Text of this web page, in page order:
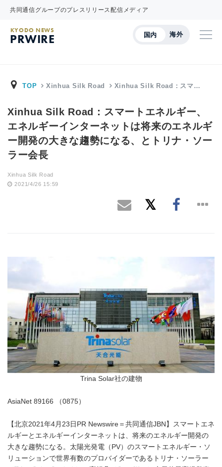
共同通信グループのプレスリリース配信メディア
国内 海外
KYODO NEWS
PRWIRE
TOP Xinhua Silk Road Xinhua Silk Road：スマ…
Xinhua Silk Road：スマートエネルギー、
エネルギーインターネットは将来のエネルギ
ー開発の大きな趨勢になる、とトリナ・ソー
ラー会長
Xinhua Silk Road
2021/4/26 15:59
Trina Solar社の建物
AsiaNet 89166 （0875）
【北京2021年4月23日PR Newswire＝共同通信JBN】スマートエネ
ルギーとエネルギーインターネットは、将来のエネルギー開発の
大きな趨勢になる。太陽光発電（PV）のスマートエネルギー・ソ
リューションで世界有数のプロバイダーであるトリナ・ソーラー